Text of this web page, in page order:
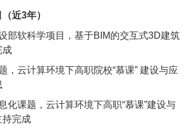
（近3年）
部软科学项目，基于BIM的交互式3D建筑
成
，云计算环境下高职院校“慕课” 建设与应
化课题，云计算环境下高职“慕课”建设与
持完成